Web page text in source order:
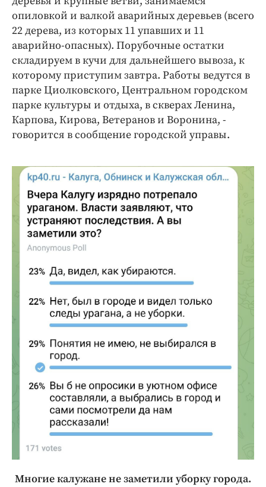
опиловкой и валкой аварийных деревьев (всего
22 дерева, из которых 11 упавших и 11
аварийно-опасных). Порубочные остатки
складируем в кучи для дальнейшего вывоза, к
которому приступим завтра. Работы ведутся в
парке Циолковского, Центральном городском
парке культуры и отдыха, в скверах Ленина,
Карпова, Кирова, Ветеранов и Воронина, -
говорится в сообщение городской управы.
Многие калужане не заметили уборку города.